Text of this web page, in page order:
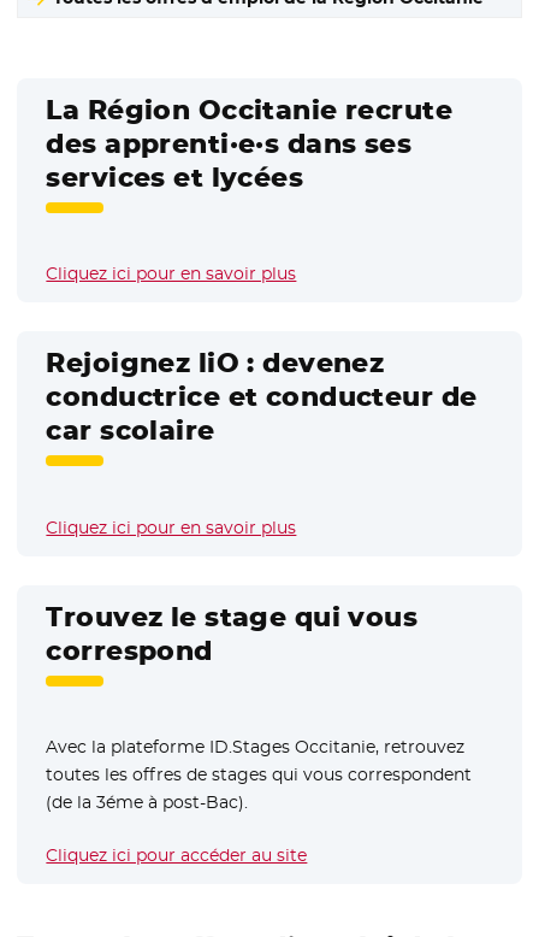
La Région Occitanie recrute
des apprenti·e·s dans ses
services et lycées
Cliquez ici pour en savoir plus
Rejoignez liO : devenez
conductrice et conducteur de
car scolaire
Cliquez ici pour en savoir plus
Trouvez le stage qui vous
correspond
Avec la plateforme ID.Stages Occitanie, retrouvez
toutes les offres de stages qui vous correspondent
(de la 3éme à post-Bac).
Cliquez ici pour accéder au site